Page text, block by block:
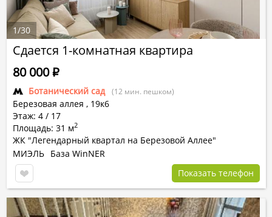
Сдается 1-комнатная квартира
Ботанический сад (12 мин. пешком)
Березовая аллея , 19к6
Этаж: 4 / 17
Площадь: 31 м2
ЖК "Легендарный квартал на Березовой Аллее"
80 000Р
МИЭЛЬ База WinNER
Показать телефон
1/30